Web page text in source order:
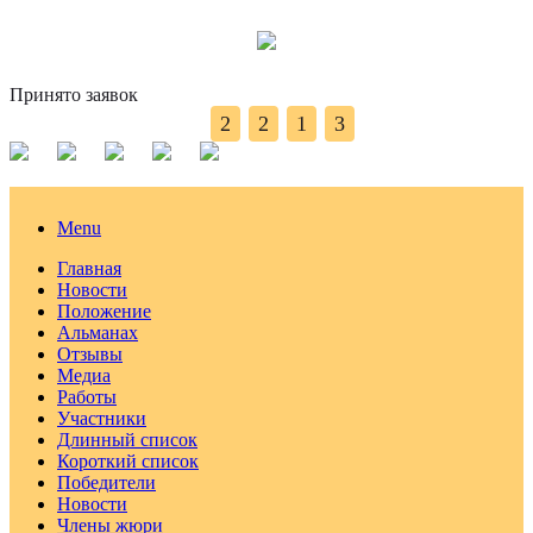
Принято заявок
2 2 1 3
Menu
Главная
Новости
Положение
Альманах
Отзывы
Медиа
Работы
Участники
Длинный список
Короткий список
Победители
Новости
Члены жюри